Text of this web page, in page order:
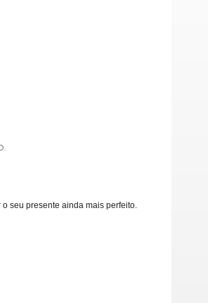
seu presente ainda mais perfeito.